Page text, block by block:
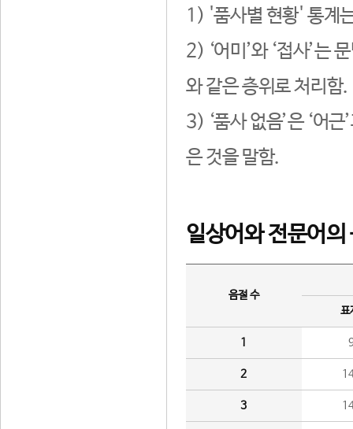
1) '품사별 현황' 통계
2) ‘어미’와 ‘접사’는
와 같은 층위로 처리함.
3) ‘품사 없음’은 ‘어
은 것을 말함.
일상어와 전문어의
음절 수
표
1
2
3